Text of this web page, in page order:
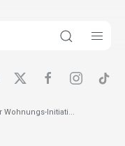
Initiati...